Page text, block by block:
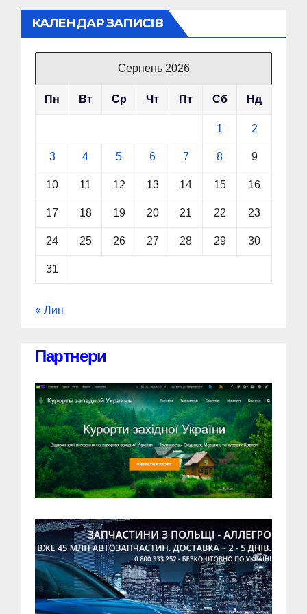
КАЛЕНДАР ЗАПИСІВ
Серпень 2026
Пн Вт Ср Чт Пт Сб Нд
1 2
3 4 5 6 7 8 9
10 11 12 13 14 15 16
17 18 19 20 21 22 23
24 25 26 27 28 29 30
31
« Лип
Партнери